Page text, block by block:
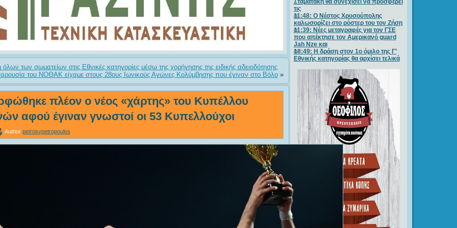
των σωματείων στις Εθνικές κατηγορίες μέσω της χορήγησης της ειδικής αδειοδότησης
του ΝΟΘΑΚ είχαμε στους 28ους Ιωνικούς Αγώνες Κολύμβησης που έγιναν στο Βόλο»
πλέον ο νέος «χάρτης» του Κυπέλλου
αφού έγιναν γνωστοί οι 53 Κυπελλούχοι
Author petrosvpetropoulos
Σταματάκη θα συνεχίσει να προσφέρει
τις
11:48: Ο Νέστος Χρυσούπολης
καλωσορίζει στο ρόστερ του τον Ζήση
11:39: Νέες μεταγραφές για τον ΓΣE
που απέκτησε τον Αμερικανό guard
Jah Nze και
18:49: Η δράση στον 1ο όμιλο της Γ’
Εθνικής κατηγορίας θα αρχίσει τελικά